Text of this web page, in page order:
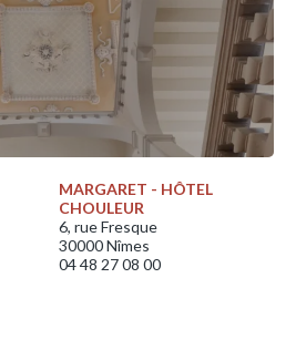
MARGARET - HÔTEL
CHOULEUR
6, rue Fresque
30000 Nîmes
04 48 27 08 00